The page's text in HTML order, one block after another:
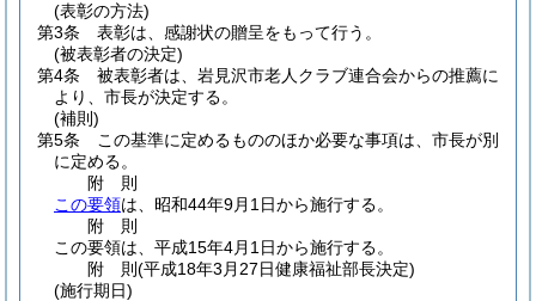
(表彰の方法)
第3条
表彰は、感謝状の贈呈をもって行う。
(被表彰者の決定)
第4条
被表彰者は、岩見沢市老人クラブ連合会からの推薦に
より、市長が決定する。
(補則)
第5条
この基準に定めるもののほか必要な事項は、市長が別
に定める。
附 則
この要領は、昭和44年9月1日から施行する。
附 則
この要領は、平成15年4月1日から施行する。
附 則(平成18年3月27日健康福祉部長決定)
(施行期日)